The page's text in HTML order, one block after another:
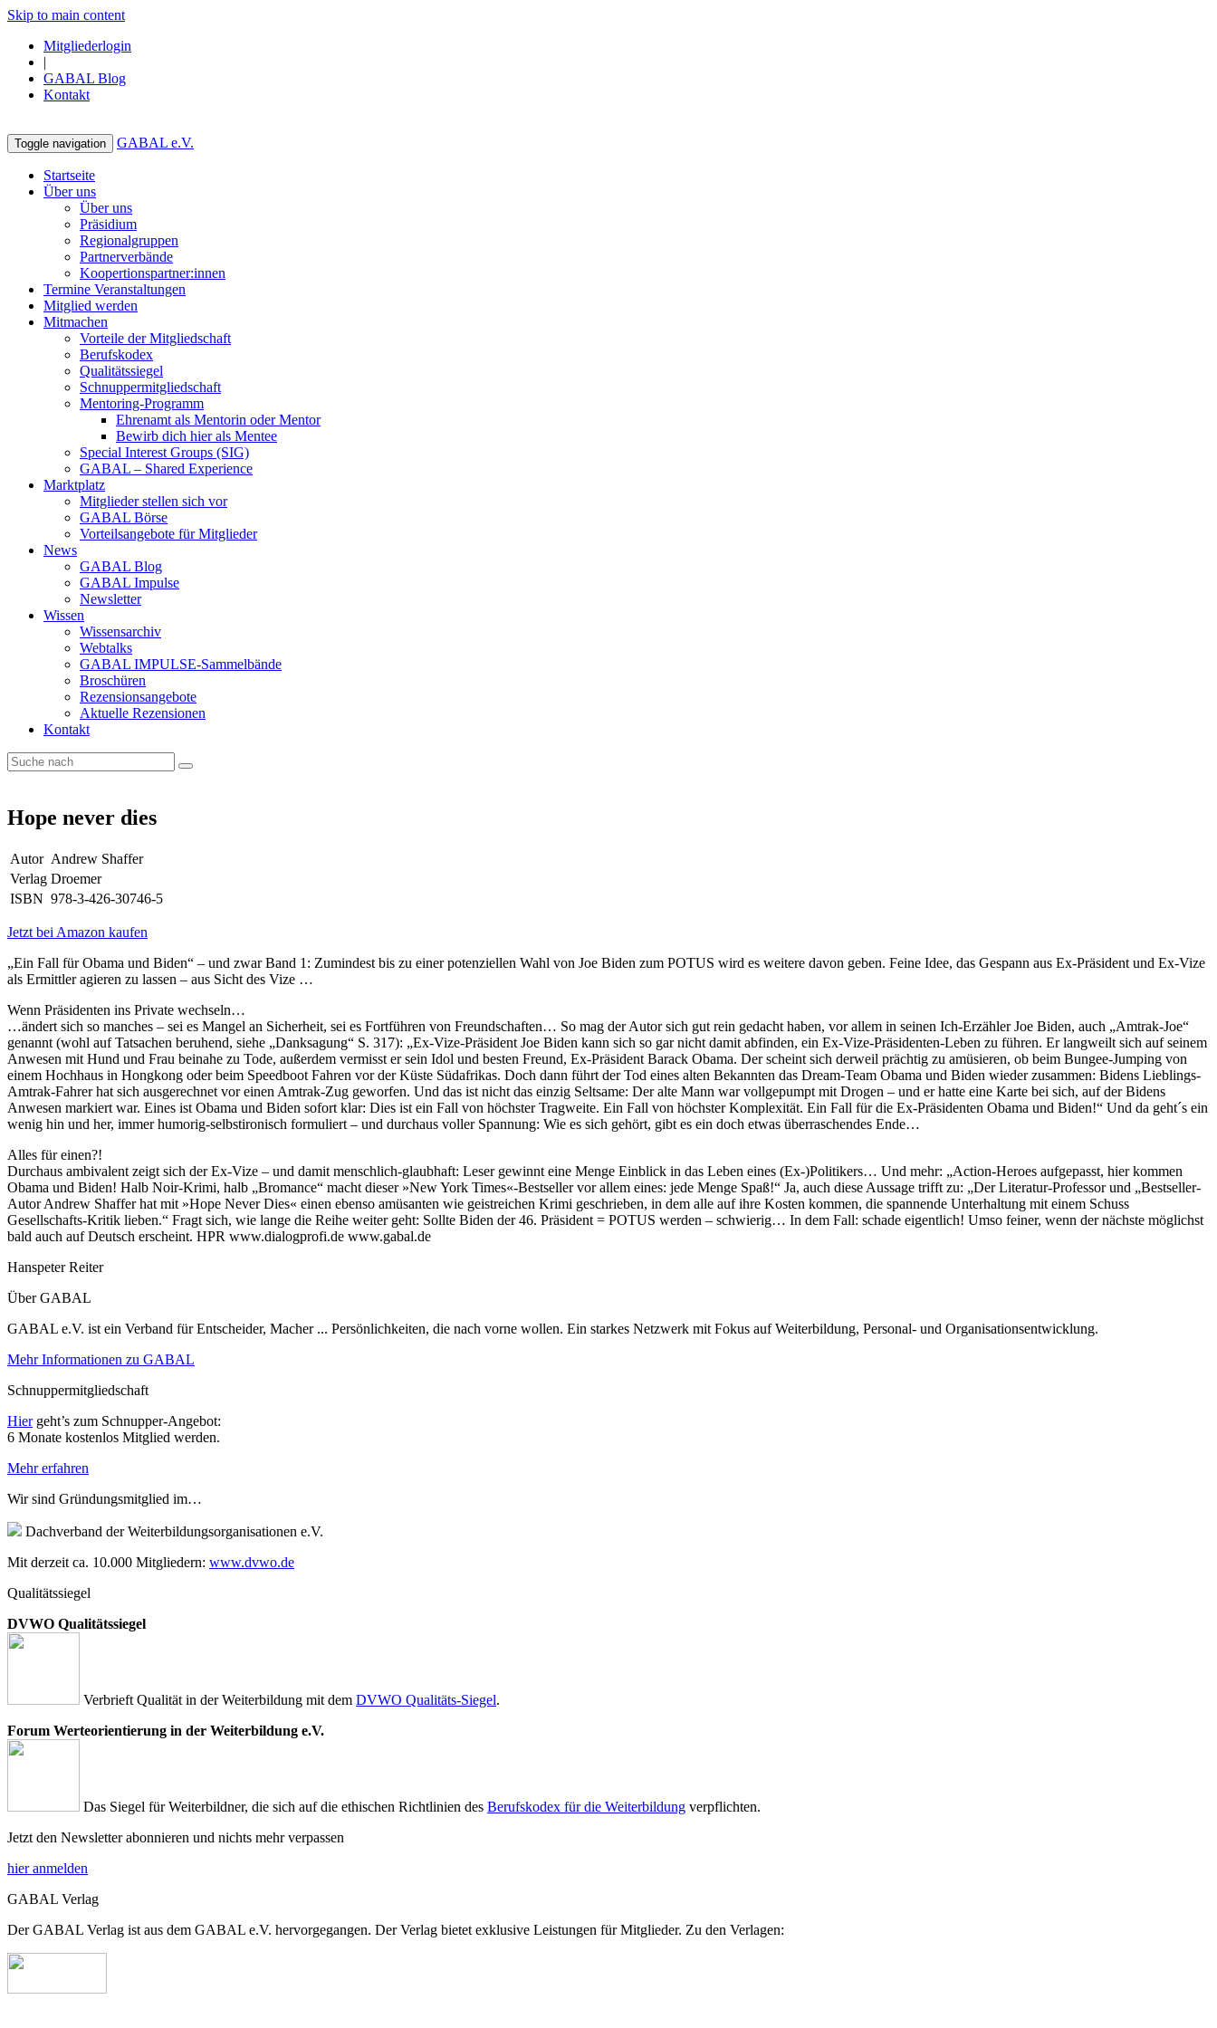
Skip to main content
Mitgliederlogin
|
GABAL Blog
Kontakt
Toggle navigation GABAL e.V.
Startseite
Über uns
Über uns
Präsidium
Regionalgruppen
Partnerverbände
Koopertionspartner:innen
Termine Veranstaltungen
Mitglied werden
Mitmachen
Vorteile der Mitgliedschaft
Berufskodex
Qualitätssiegel
Schnuppermitgliedschaft
Mentoring-Programm
Ehrenamt als Mentorin oder Mentor
Bewirb dich hier als Mentee
Special Interest Groups (SIG)
GABAL – Shared Experience
Marktplatz
Mitglieder stellen sich vor
GABAL Börse
Vorteilsangebote für Mitglieder
News
GABAL Blog
GABAL Impulse
Newsletter
Wissen
Wissensarchiv
Webtalks
GABAL IMPULSE-Sammelbände
Broschüren
Rezensionsangebote
Aktuelle Rezensionen
Kontakt
Hope never dies
Autor Andrew Shaffer
Verlag Droemer
ISBN 978-3-426-30746-5
Jetzt bei Amazon kaufen
„Ein Fall für Obama und Biden“ – und zwar Band 1: Zumindest bis zu einer potenziellen Wahl von Joe Biden zum POTUS wird es weitere davon geben. Feine Idee, das Gespann aus Ex-Präsident und Ex-Vize
als Ermittler agieren zu lassen – aus Sicht des Vize …
Wenn Präsidenten ins Private wechseln…
…ändert sich so manches – sei es Mangel an Sicherheit, sei es Fortführen von Freundschaften… So mag der Autor sich gut rein gedacht haben, vor allem in seinen Ich-Erzähler Joe Biden, auch „Amtrak-Joe“
genannt (wohl auf Tatsachen beruhend, siehe „Danksagung“ S. 317): „Ex-Vize-Präsident Joe Biden kann sich so gar nicht damit abfinden, ein Ex-Vize-Präsidenten-Leben zu führen. Er langweilt sich auf seinem
Anwesen mit Hund und Frau beinahe zu Tode, außerdem vermisst er sein Idol und besten Freund, Ex-Präsident Barack Obama. Der scheint sich derweil prächtig zu amüsieren, ob beim Bungee-Jumping von
einem Hochhaus in Hongkong oder beim Speedboot Fahren vor der Küste Südafrikas. Doch dann führt der Tod eines alten Bekannten das Dream-Team Obama und Biden wieder zusammen: Bidens Lieblings-
Amtrak-Fahrer hat sich ausgerechnet vor einen Amtrak-Zug geworfen. Und das ist nicht das einzig Seltsame: Der alte Mann war vollgepumpt mit Drogen – und er hatte eine Karte bei sich, auf der Bidens
Anwesen markiert war. Eines ist Obama und Biden sofort klar: Dies ist ein Fall von höchster Tragweite. Ein Fall von höchster Komplexität. Ein Fall für die Ex-Präsidenten Obama und Biden!“ Und da geht´s ein
wenig hin und her, immer humorig-selbstironisch formuliert – und durchaus voller Spannung: Wie es sich gehört, gibt es ein doch etwas überraschendes Ende…
Alles für einen?!
Durchaus ambivalent zeigt sich der Ex-Vize – und damit menschlich-glaubhaft: Leser gewinnt eine Menge Einblick in das Leben eines (Ex-)Politikers… Und mehr: „Action-Heroes aufgepasst, hier kommen
Obama und Biden! Halb Noir-Krimi, halb „Bromance“ macht dieser »New York Times«-Bestseller vor allem eines: jede Menge Spaß!“ Ja, auch diese Aussage trifft zu: „Der Literatur-Professor und „Bestseller-
Autor Andrew Shaffer hat mit »Hope Never Dies« einen ebenso amüsanten wie geistreichen Krimi geschrieben, in dem alle auf ihre Kosten kommen, die spannende Unterhaltung mit einem Schuss
Gesellschafts-Kritik lieben.“ Fragt sich, wie lange die Reihe weiter geht: Sollte Biden der 46. Präsident = POTUS werden – schwierig… In dem Fall: schade eigentlich! Umso feiner, wenn der nächste möglichst
bald auch auf Deutsch erscheint. HPR www.dialogprofi.de www.gabal.de
Hanspeter Reiter
Über GABAL
GABAL e.V. ist ein Verband für Entscheider, Macher ... Persönlichkeiten, die nach vorne wollen. Ein starkes Netzwerk mit Fokus auf Weiterbildung, Personal- und Organisationsentwicklung.
Mehr Informationen zu GABAL
Schnuppermitgliedschaft
Hiergeht’s zum Schnupper-Angebot:
6 Monate kostenlos Mitglied werden.
Mehr erfahren
Wir sind Gründungsmitglied im…
Dachverband der Weiterbildungsorganisationen e.V.
Mit derzeit ca. 10.000 Mitgliedern: www.dvwo.de
Qualitätssiegel
DVWO Qualitätssiegel
Verbrieft Qualität in der Weiterbildung mit dem DVWO Qualitäts-Siegel.
Forum Werteorientierung in der Weiterbildung e.V.
Das Siegel für Weiterbildner, die sich auf die ethischen Richtlinien des Berufskodex für die Weiterbildung verpflichten.
Jetzt den Newsletter abonnieren und nichts mehr verpassen
hier anmelden
GABAL Verlag
Der GABAL Verlag ist aus dem GABAL e.V. hervorgegangen. Der Verlag bietet exklusive Leistungen für Mitglieder. Zu den Verlagen: